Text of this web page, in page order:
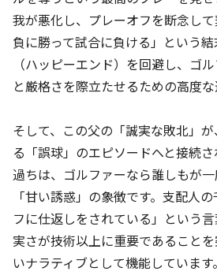
我が悪化し、プレーオフを断念し
負に勝って試合に負ける」という
（ハッピーエンド）を回避し、ゴ
と厳格さを際立たせるための高度な
そして、この父の「誠実な敗北」
る「誤球」のエピソードへと接続
過ちは、ゴルファーなら誰しもが
「甘い誘惑」の象徴です。支配人
フに仕返しをされている」という
実さが技術以上に重要であること
いナラティブとして機能しています。